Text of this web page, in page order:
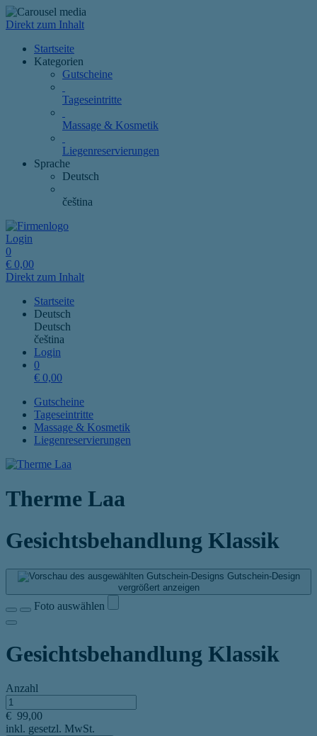
Direkt zum Inhalt
Startseite
Kategorien
Gutscheine
Tageseintritte
Massage & Kosmetik
Liegenreservierungen
Sprache
Deutsch
čeština
Login
0
€ 0,00
Direkt zum Inhalt
Startseite
Deutsch
Deutsch
čeština
Login
0
€ 0,00
Gutscheine
Tageseintritte
Massage & Kosmetik
Liegenreservierungen
Therme Laa
Gesichtsbehandlung Klassik
Gutschein-Design
vergrößert anzeigen
Foto auswählen
Gesichtsbehandlung Klassik
Anzahl
€ 99,00
inkl. gesetzl. MwSt.